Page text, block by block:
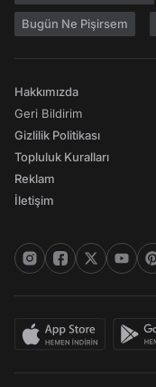
Bugün Ne Pişirsem
Hakkımızda
Geri Bildirim
Gizlilik Politikası
Topluluk Kuralları
Reklam
İletişim